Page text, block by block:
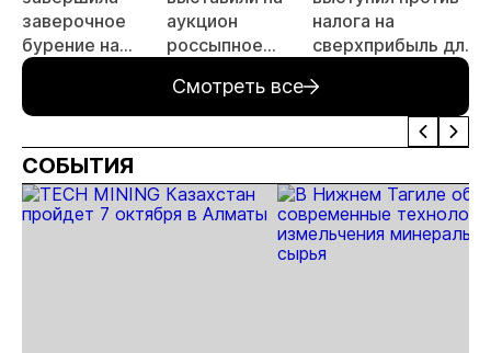
заверочное
бурение на
золоторудном
Дегдекан
аукцион
россыпное
«ручей Сударь»
на Колыме с
запасами 143 кг
налога на
сверхприбыль для
золотодобытчиков
Смотреть все
СОБЫТИЯ